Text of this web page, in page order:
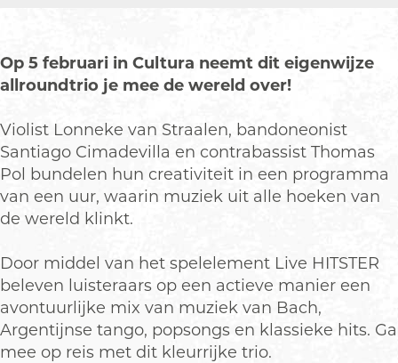
i
o
l
l
O
v
e
T
h
e
W
o
T
r
o
A
l
l
O
e
r
T
h
e
k
T
i
o
A
l
l
v
e
r
T
h
i
o
l
l
O
v
e
T
h
e
W
o
e
k
r
i
o
A
l
O
v
e
r
T
Op 5 februari in Cultura neemt dit eigenwijze
allroundtrio je mee de wereld over!
Violist Lonneke van Straalen, bandoneonist
Santiago Cimadevilla en contrabassist Thomas
Pol bundelen hun creativiteit in een programma
van een uur, waarin muziek uit alle hoeken van
de wereld klinkt.
Door middel van het spelelement Live HITSTER
beleven luisteraars op een actieve manier een
avontuurlijke mix van muziek van Bach,
Argentijnse tango, popsongs en klassieke hits. Ga
mee op reis met dit kleurrijke trio.